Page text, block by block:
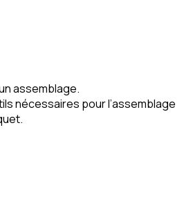
assemblage.
nécessaires pour l’assemblage